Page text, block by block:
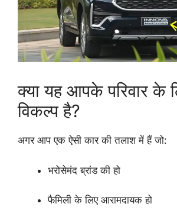
क्या यह आपके परिवार के
विकल्प है?
अगर आप एक ऐसी कार की तलाश में हैं जो:
भरोसेमंद ब्रांड की हो
फैमिली के लिए आरामदायक हो